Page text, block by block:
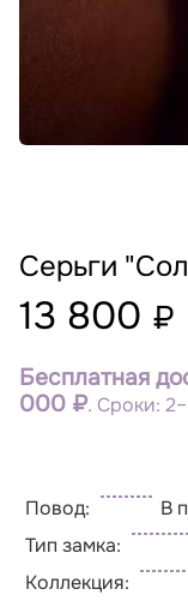
Серьги
13 800 ₽
Бесплатная
000 ₽. Сроки:
Повод:
В
Тип замка:
Коллекция: